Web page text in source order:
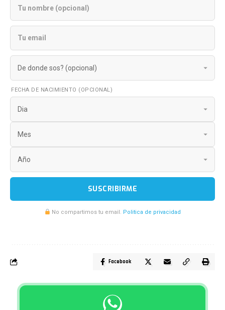
FECHA DE NACIMIENTO (OPCIONAL)
SUSCRIBIRME
No compartimos tu email. Politica de privacidad
Facebook